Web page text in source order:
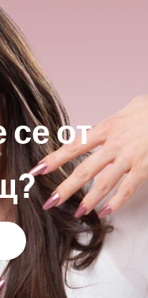
от